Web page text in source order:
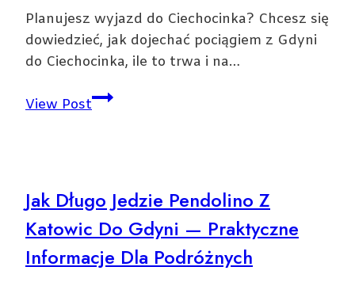
Planujesz wyjazd do Ciechocinka? Chcesz się
dowiedzieć, jak dojechać pociągiem z Gdyni
do Ciechocinka, ile to trwa i na…
View PostJak
do
Ciechocinka
praktyczny
Jak Długo Jedzie Pendolino Z
Katowic Do Gdyni — Praktyczne
Informacje Dla Podróżnych